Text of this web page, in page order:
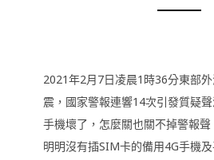
2021年2月7日凌晨1時36分東部
震，國家警報連響14次引發質疑
手機壞了，怎麼關也關不掉警報聲
明明沒有插SIM卡的備用4G手機